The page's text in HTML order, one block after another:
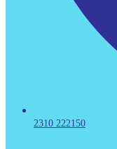
2310 222150